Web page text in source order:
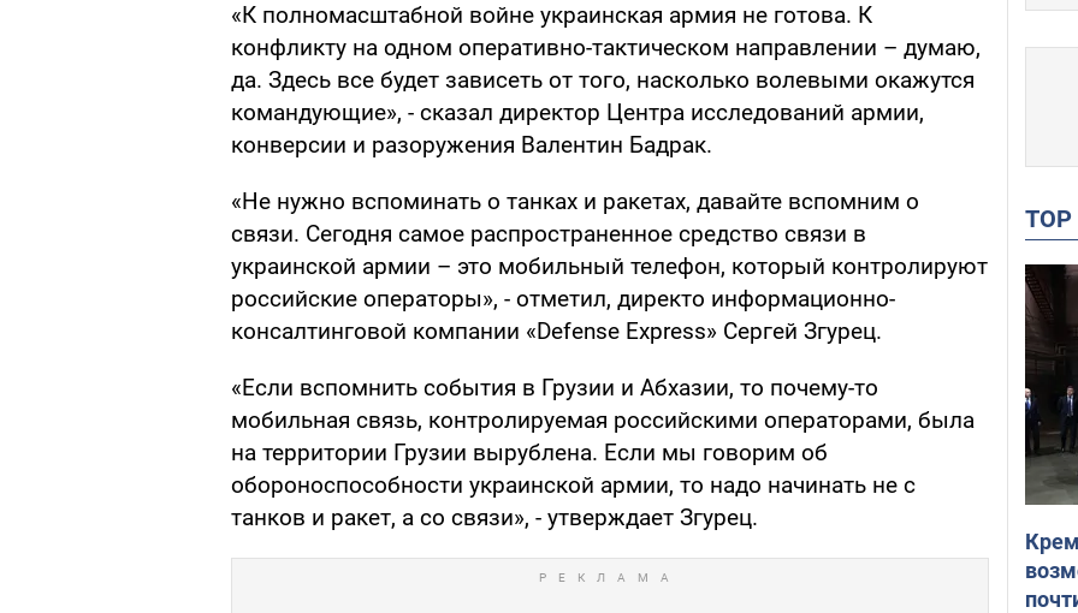
«К полномасштабной войне украинская армия не готова. К
конфликту на одном оперативно-тактическом направлении – думаю,
да. Здесь все будет зависеть от того, насколько волевыми окажутся
командующие», - сказал директор Центра исследований армии,
конверсии и разоружения Валентин Бадрак.
«Не нужно вспоминать о танках и ракетах, давайте вспомним о
связи. Сегодня самое распространенное средство связи в
украинской армии – это мобильный телефон, который контролируют
российские операторы», - отметил, директо информационно-
консалтинговой компании «Defense Express» Сергей Згурец.
«Если вспомнить события в Грузии и Абхазии, то почему-то
мобильная связь, контролируемая российскими операторами, была
на территории Грузии вырублена. Если мы говорим об
обороноспособности украинской армии, то надо начинать не с
танков и ракет, а со связи», - утверждает Згурец.